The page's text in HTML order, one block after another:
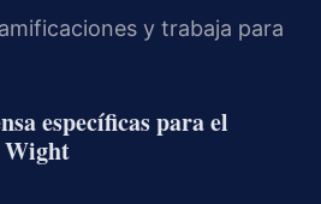
y trabaja para
específicas para el
Wight